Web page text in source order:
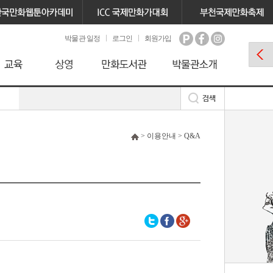
박물관 일정 로그인 회원가입
> 이용안내 > Q&A